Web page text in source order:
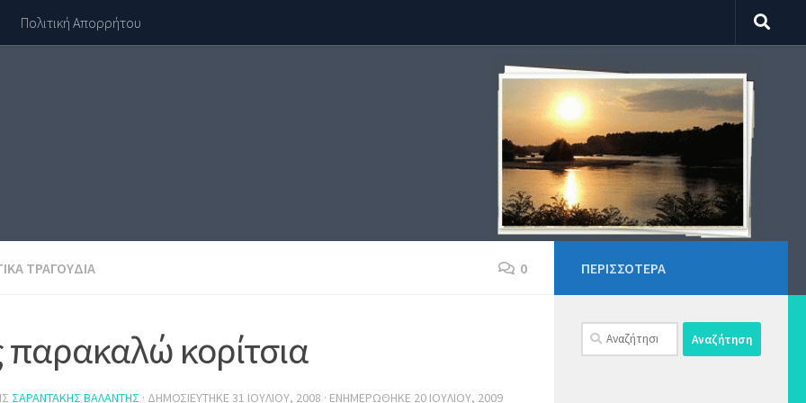
Πολιτική Απορρήτου
ΤΡΑΓΟΎΔΙΑ 0
παρακαλώ κορίτσια
ΣΑΡΑΝΤΆΚΗΣ ΒΑΛΆΝΤΗΣ · ΔΗΜΟΣΙΕΎΤΗΚΕ 31 ΙΟΥΛΊΟΥ, 2008 · ΕΝΗΜΕΡΏΘΗΚΕ 20 ΙΟΥΛΊΟΥ, 2009
ΠΕΡΙΣΣΌΤΕΡΑ
Αναζήτηση
για: